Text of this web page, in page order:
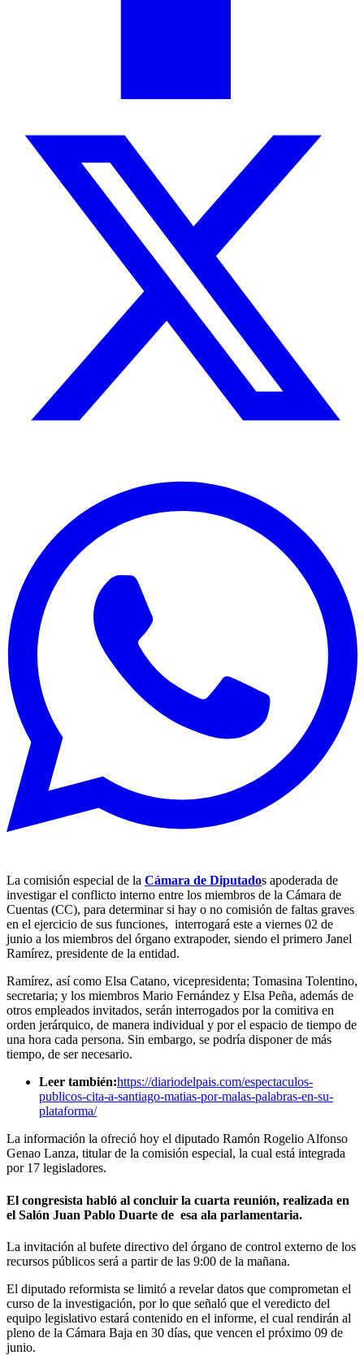
La comisión especial de la Cámara de Diputados apoderada de
investigar el conflicto interno entre los miembros de la Cámara de
Cuentas (CC), para determinar si hay o no comisión de faltas graves
en el ejercicio de sus funciones, interrogará este a viernes 02 de
junio a los miembros del órgano extrapoder, siendo el primero Janel
Ramírez, presidente de la entidad.
Ramírez, así como Elsa Catano, vicepresidenta; Tomasina Tolentino,
secretaria; y los miembros Mario Fernández y Elsa Peña, además de
otros empleados invitados, serán interrogados por la comitiva en
orden jerárquico, de manera individual y por el espacio de tiempo de
una hora cada persona. Sin embargo, se podría disponer de más
tiempo, de ser necesario.
Leer también:https://diariodelpais.com/espectaculos-
publicos-cita-a-santiago-matias-por-malas-palabras-en-su-
plataforma/
La información la ofreció hoy el diputado Ramón Rogelio Alfonso
Genao Lanza, titular de la comisión especial, la cual está integrada
por 17 legisladores.
El congresista habló al concluir la cuarta reunión, realizada en
el Salón Juan Pablo Duarte de esa ala parlamentaria.
La invitación al bufete directivo del órgano de control externo de los
recursos públicos será a partir de las 9:00 de la mañana.
El diputado reformista se limitó a revelar datos que comprometan el
curso de la investigación, por lo que señaló que el veredicto del
equipo legislativo estará contenido en el informe, el cual rendirán al
pleno de la Cámara Baja en 30 días, que vencen el próximo 09 de
junio.